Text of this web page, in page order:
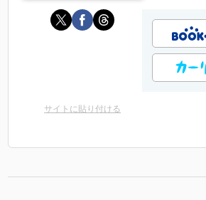
サイトに貼り付ける